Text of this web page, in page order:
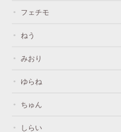
フェチモ
ねう
みおり
ゆらね
ちゅん
しらい